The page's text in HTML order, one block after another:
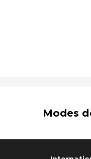
Modes